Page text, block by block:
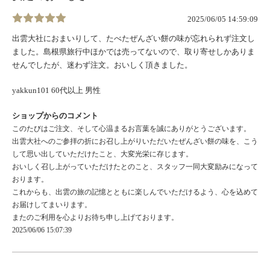
2025/06/05 14:59:09
出雲大社におまいりして、たべたぜんざい餅の味が忘れられず注文し
ました。島根県旅行中ほかでは売ってないので、取り寄せしかありま
せんでしたが、迷わず注文。おいしく頂きました。
yakkun101 60代以上 男性
ショップからのコメント
このたびはご注文、そして心温まるお言葉を誠にありがとうございます。
出雲大社へのご参拝の折にお召し上がりいただいたぜんざい餅の味を、こう
して思い出していただけたこと、大変光栄に存じます。
おいしく召し上がっていただけたとのこと、スタッフ一同大変励みになって
おります。
これからも、出雲の旅の記憶とともに楽しんでいただけるよう、心を込めて
お届けしてまいります。
またのご利用を心よりお待ち申し上げております。
2025/06/06 15:07:39